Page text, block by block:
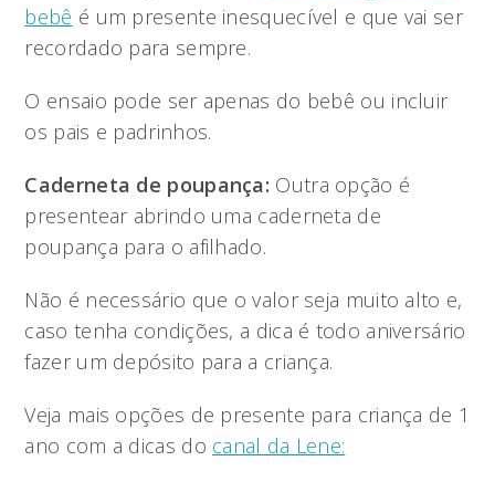
bebê é um presente inesquecível e que vai ser
recordado para sempre.
O ensaio pode ser apenas do bebê ou incluir
os pais e padrinhos.
Caderneta de poupança: Outra opção é
presentear abrindo uma caderneta de
poupança para o afilhado.
Não é necessário que o valor seja muito alto e,
caso tenha condições, a dica é todo aniversário
fazer um depósito para a criança.
Veja mais opções de presente para criança de 1
ano com a dicas do canal da Lene: